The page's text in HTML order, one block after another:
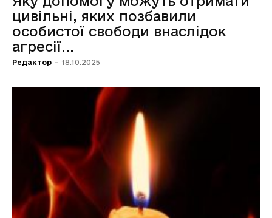
цивільні, яких позбавили
особистої свободи внаслідок
агресії...
Редактор - 18.10.2025